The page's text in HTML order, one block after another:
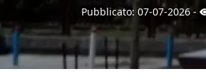
Pubblicato: 07-07-2026 -